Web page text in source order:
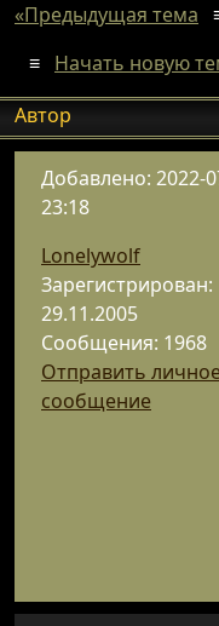
«Предыдущая тема
≡ Начать новую
Автор
Добавлено: 2022-
23:18
Lonelywolf
Зарегистрирован:
29.11.2005
Сообщения: 1968
Отправить
сообщение